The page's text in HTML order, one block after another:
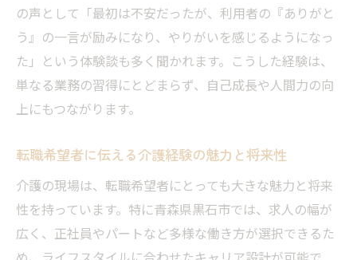
の声として「最初は不安だったが、利用者の『ありがと
う』の一言が励みになり、やりがいを感じるようになっ
た」という体験談も多く聞かれます。こうした経験は、
単なる業務の習得にとどまらず、自己成長や人間力の向
上にもつながります。
転職希望者に伝える介護経験の魅力と将来性
介護の現場は、転職希望者にとっても大きな魅力と将来
性を持っています。特に青森県黒石市では、求人の幅が
広く、正社員やパートなど多様な働き方が選択できるた